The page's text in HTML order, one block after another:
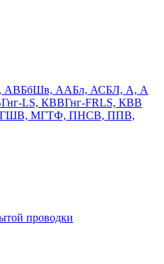
ААБл, АСБЛ, А, А
LS, КВВГнг-FRLS, КВВ
МГТФ, ПНСВ, ППВ,
проводки